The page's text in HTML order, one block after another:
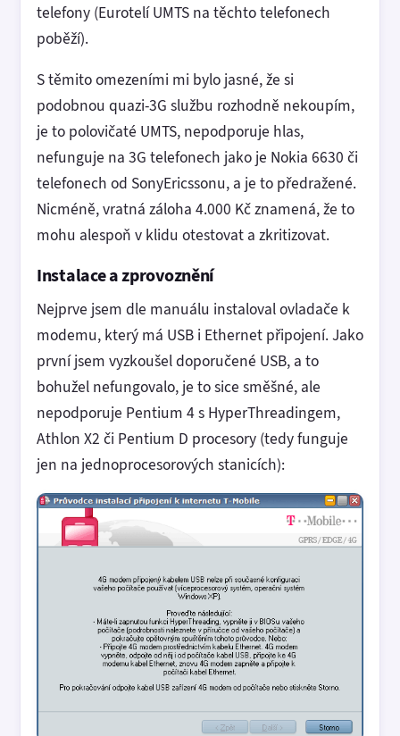
telefony (Eurotelí UMTS na těchto telefonech
poběží).
S těmito omezeními mi bylo jasné, že si
podobnou quazi-3G službu rozhodně nekoupím,
je to polovičaté UMTS, nepodporuje hlas,
nefunguje na 3G telefonech jako je Nokia 6630 či
telefonech od SonyEricssonu, a je to předražené.
Nicméně, vratná záloha 4.000 Kč znamená, že to
mohu alespoň v klidu otestovat a zkritizovat.
Instalace a zprovoznění
Nejprve jsem dle manuálu instaloval ovladače k
modemu, který má USB i Ethernet připojení. Jako
první jsem vyzkoušel doporučené USB, a to
bohužel nefungovalo, je to sice směšné, ale
nepodporuje Pentium 4 s HyperThreadingem,
Athlon X2 či Pentium D procesory (tedy funguje
jen na jednoprocesorových stanicích):